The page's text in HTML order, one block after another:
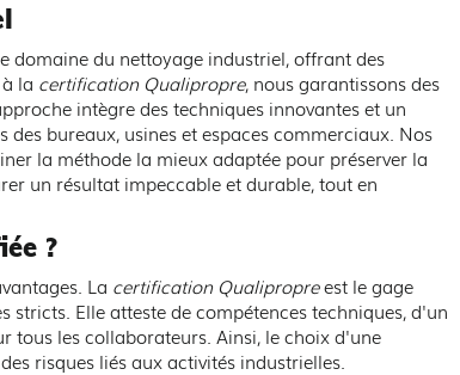
pour du
domaine du nettoyage industriel, offrant des
la certification Qualipropre, nous garantissons des
intègre des techniques innovantes et un
bureaux, usines et espaces commerciaux. Nos
la méthode la mieux adaptée pour préserver la
un résultat impeccable et durable, tout en
?
La certification Qualipropreest le gage
stricts. Elle atteste de compétences techniques, d'un
tous les collaborateurs. Ainsi, le choix d'une
risques liés aux activités industrielles.